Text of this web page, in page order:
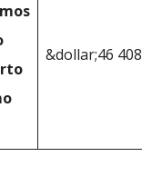
&dollar;46 408